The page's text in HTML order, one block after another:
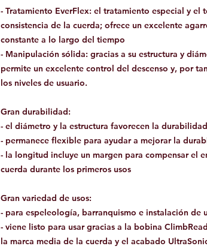
- Tratamiento EverFlex: el tratamiento especial y el
consistencia de la cuerda; ofrece un excelente
constante a lo largo del tiempo
- Manipulación sólida: gracias a su estructura y
permite un excelente control del descenso y, por
los niveles de usuario.
Gran durabilidad:
- el diámetro y la estructura favorecen la durabilidad
- permanece flexible para ayudar a mejorar la
- la longitud incluye un margen para compensar el
cuerda durante los primeros usos
Gran variedad de usos:
- para espeleología, barranquismo e instalación de
- viene listo para usar gracias a la bobina
la marca media de la cuerda y el acabado